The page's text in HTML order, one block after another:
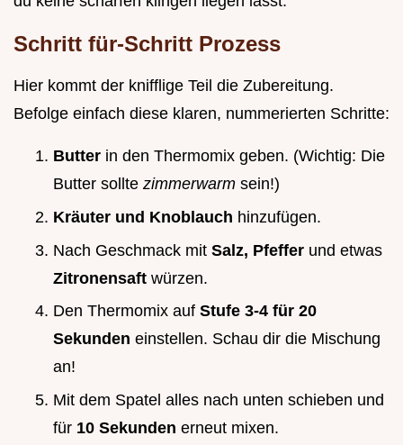
Schritt für-Schritt Prozess
Hier kommt der knifflige Teil die Zubereitung.
Befolge einfach diese klaren, nummerierten Schritte:
Butter in den Thermomix geben. (Wichtig: Die
Butter sollte zimmerwarm sein!)
Kräuter und Knoblauch hinzufügen.
Nach Geschmack mit Salz, Pfeffer und etwas
Zitronensaft würzen.
Den Thermomix auf Stufe 3-4 für 20
Sekunden einstellen. Schau dir die Mischung
an!
Mit dem Spatel alles nach unten schieben und
für 10 Sekunden erneut mixen.